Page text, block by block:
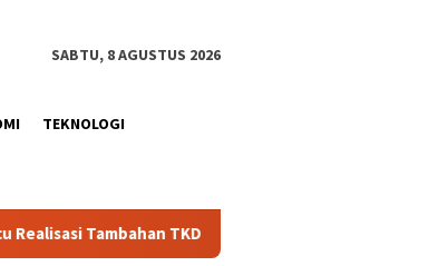
SABTU, 8 AGUSTUS 2026
TEKNOLOGI
TKD Aceh Rp1,65 Triliun, Pastikan Transparan